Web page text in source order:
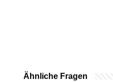
Ähnliche Fragen